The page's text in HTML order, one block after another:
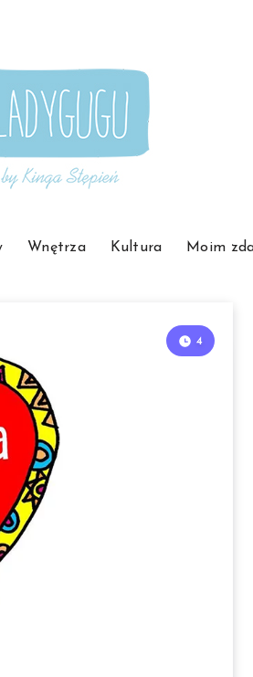
Wnętrza Kultura Moim
4